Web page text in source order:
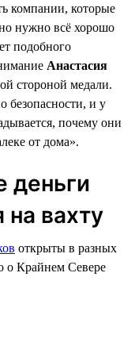
компании, которые
нужно всё хорошо
подобного
Анастасия
стороной медали.
безопасности, и у
почему они
от дома».
деньги
на вахту
открыты в разных
о Крайнем Севере